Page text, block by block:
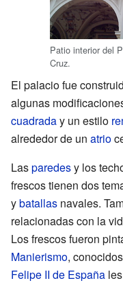
Patio interior del
Cruz.
El palacio fue
algunas
cuadraday un estilo
alrededor de un atrio
Lasparedesy los
frescos tienen dos
ybatallas navales.
relacionadas con la
Los frescos fueron
Manierismo,
Felipe II de España